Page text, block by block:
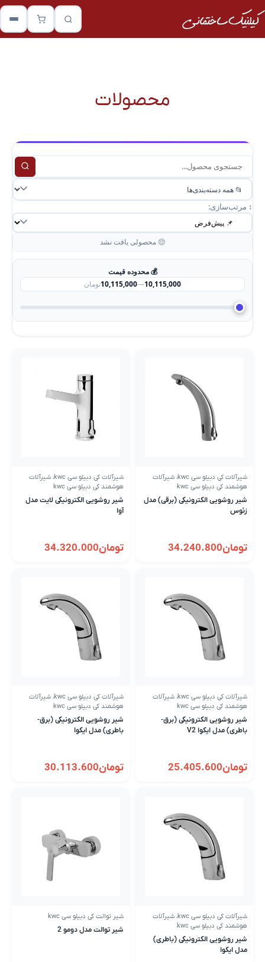
محصولات
↕️ مرتب‌سازی:
😔 محصولی یافت نشد
💰 محدوده قیمت
10,115,000
—
10,115,000تومان
شیرآلات کی دبیلو سی kwc ، شیرآلات
هوشمند کی دبیلو سی kwc
شیر روشویی الکترونیکی (برقی) مدل
زئوس
تومان34.240.800
شیرآلات کی دبیلو سی kwc ، شیرآلات
هوشمند کی دبیلو سی kwc
شیر روشویی الکترونیکی لایت مدل
آوا
تومان34.320.000
شیرآلات کی دبیلو سی kwc ، شیرآلات
هوشمند کی دبیلو سی kwc
شیر روشویی الکترونیکی (برق-
باطری) مدل ایکوا V2
تومان25.405.600
شیرآلات کی دبیلو سی kwc ، شیرآلات
هوشمند کی دبیلو سی kwc
شیر روشویی الکترونیکی (برق-
باطری) مدل ایکوا
تومان30.113.600
شیرآلات کی دبیلو سی kwc ، شیرآلات
هوشمند کی دبیلو سی kwc
شیر روشویی الکترونیکی (باطری)
مدل ایکوا
شیر توالت کی دبیلو سی kwc
شیر توالت مدل دومو 2